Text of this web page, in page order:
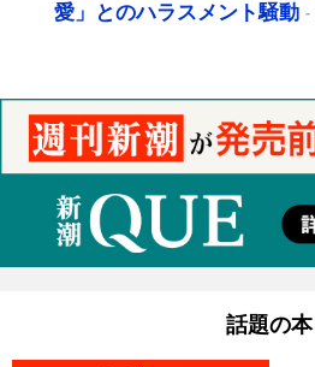
愛」とのハラスメント騒動
話題の本